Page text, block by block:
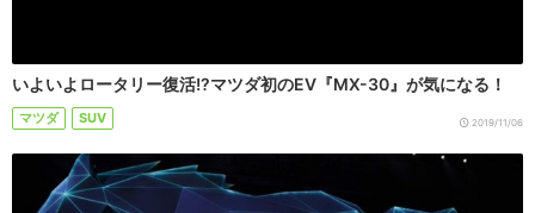
いよいよロータリー復活!?マツダ初のEV『MX-30』が気になる！
マツダ SUV 2019/11/06